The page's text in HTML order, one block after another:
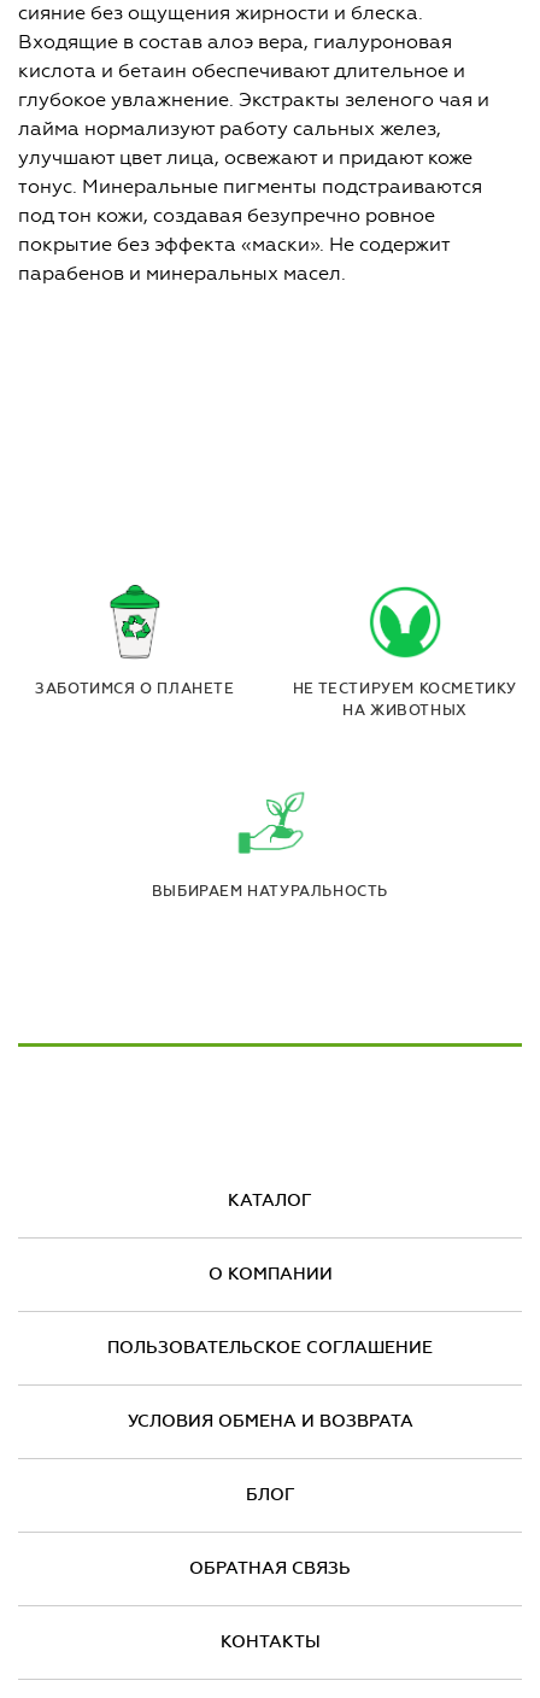
сияние без ощущения жирности и блеска.
Входящие в состав алоэ вера, гиалуроновая
кислота и бетаин обеспечивают длительное и
глубокое увлажнение. Экстракты зеленого чая и
лайма нормализуют работу сальных желез,
улучшают цвет лица, освежают и придают коже
тонус. Минеральные пигменты подстраиваются
под тон кожи, создавая безупречно ровное
покрытие без эффекта «маски». Не содержит
парабенов и минеральных масел.
ЗАБОТИМСЯ О ПЛАНЕТЕ
НЕ ТЕСТИРУЕМ КОСМЕТИКУ
НА ЖИВОТНЫХ
ВЫБИРАЕМ НАТУРАЛЬНОСТЬ
КАТАЛОГ
О КОМПАНИИ
ПОЛЬЗОВАТЕЛЬСКОЕ СОГЛАШЕНИЕ
УСЛОВИЯ ОБМЕНА И ВОЗВРАТА
БЛОГ
ОБРАТНАЯ СВЯЗЬ
КОНТАКТЫ